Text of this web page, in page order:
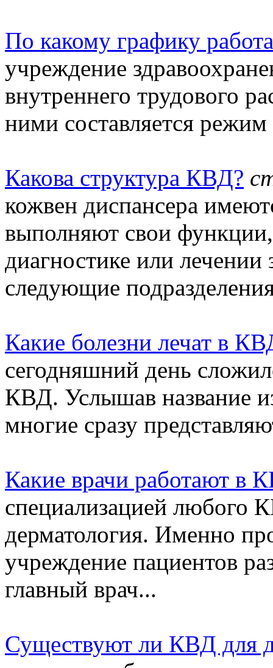
По какому графику
учреждение
внутреннего трудового
ними составляется
Какова структура КВД?
кожвен диспансера
выполняют свои
диагностике или
следующие
Какие болезни лечат в
сегодняшний день
КВД. Услышав название
многие сразу
Какие врачи работают в
специализацией любого
дерматология. Именно
учреждение пациентов
главный врач...
Существуют ли КВД для